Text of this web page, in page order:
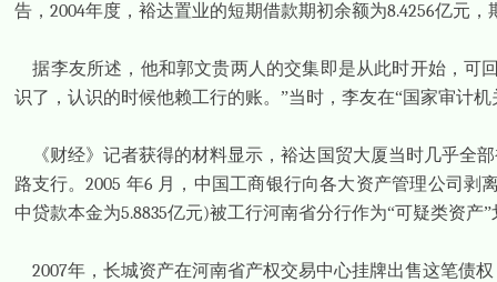
告， 2004年度，裕达置业的短期借款期初余额为8.4256亿元，
据李友所述，他和郭文贵两人的交集即是从此时开始，可
识了，认识的时候他赖工行的账。”当时，李友在“国家审计机
《财经》记者获得的材料显示，裕达国贸大厦当时几乎全
路支行。2005 年6 月，中国工商银行向各大资产管理公司剥
中贷款本金为5.8835亿元)被工行河南省分行作为“可疑类资产
2007年，长城资产在河南省产权交易中心挂牌出售这笔债